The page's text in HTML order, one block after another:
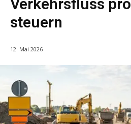
Verkehrsfluss
steuern
12. Mai 2026